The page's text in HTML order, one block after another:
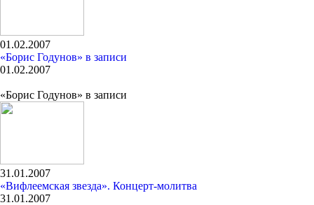
01.02.2007
«Борис Годунов» в записи
01.02.2007
«Борис Годунов» в записи
31.01.2007
«Вифлеемская звезда». Концерт-молитва
31.01.2007